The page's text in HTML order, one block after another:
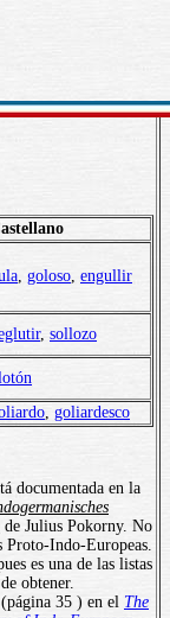
goloso engullir
, sollozo
goliardesco
documentada en la
de Julius Pokorny. No
Indo-Europeas.
es una de las listas
obtener.
35 ) en el The